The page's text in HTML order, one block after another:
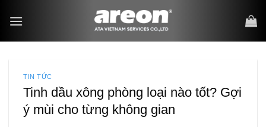
qua
TIN TỨC
Tinh dầu xông phòng loại nào tốt? Gợi
ý mùi cho từng không gian